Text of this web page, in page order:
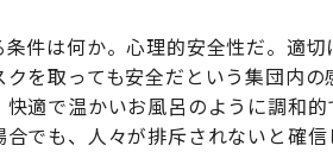
件は何か。心理的安全性だ。適
を取っても安全だという集団内
適で温かいお風呂のように調和
でも、人々が排斥されないと確信